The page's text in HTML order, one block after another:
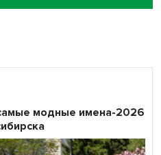
модные имена-2026